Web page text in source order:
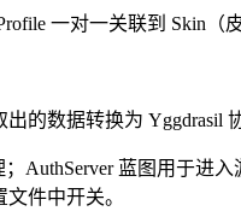
一对一关联到 Skin（
的数据转换为 Yggdrasil
AuthServer 蓝图用于
件中开关。